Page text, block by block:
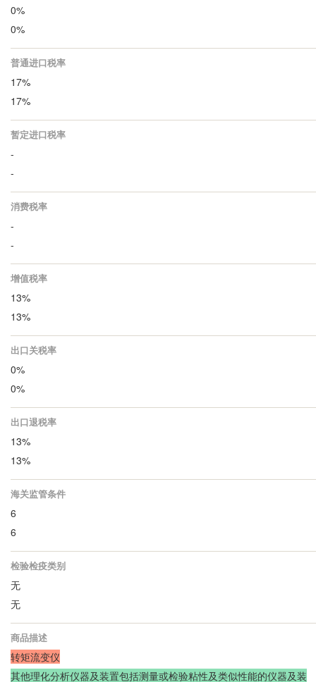
0%
0%
普通进口税率
17%
17%
暂定进口税率
-
-
消费税率
-
-
增值税率
13%
13%
出口关税率
0%
0%
出口退税率
13%
13%
海关监管条件
6
6
检验检疫类别
无
无
商品描述
转矩流变仪
其他理化分析仪器及装置包括测量或检验粘性及类似性能的仪器及装